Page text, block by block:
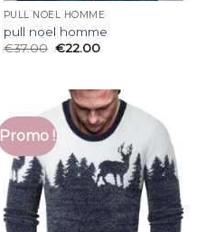
PULL NOEL HOMME
pull noel homme
€37.00 €22.00
Promo !